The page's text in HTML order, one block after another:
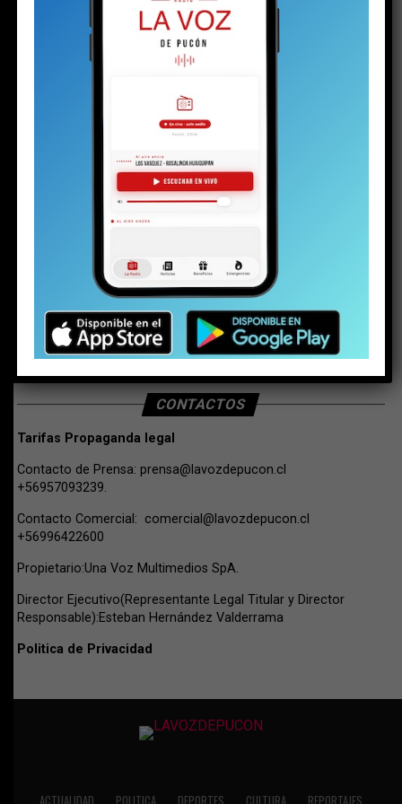
BUSCAR
CONTACTOS
Tarifas Propaganda legal
Contacto de Prensa: prensa@lavozdepucon.cl
+56957093239.
Contacto Comercial: comercial@lavozdepucon.cl
+56996422600
Propietario:Una Voz Multimedios SpA.
Director Ejecutivo(Representante Legal Titular y Director
Responsable):Esteban Hernández Valderrama
Politica de Privacidad